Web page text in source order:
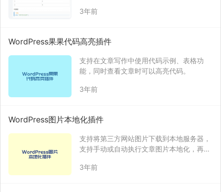
器安装。 ③ 编写文章测试。 ④ 查看文章
用。…
3年前
WordPress果果代码高亮插件
支持在文章写作中使用代码示例、表格功
能，同时查看文章时可以高亮代码。
3年前
WordPress图片本地化插件
支持将第三方网站图片下载到本地服务器，
支持手动或自动执行文章图片本地化，再也
3年前